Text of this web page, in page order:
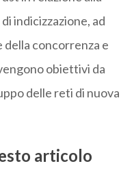
indicizzazione, ad
concorrenza e
obiettivi da
delle reti di nuova
articolo